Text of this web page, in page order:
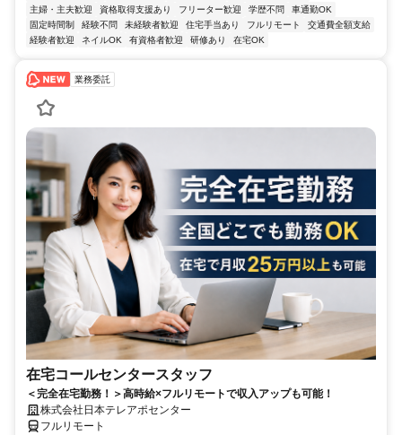
主婦・主夫歓迎
資格取得支援あり フリーター歓迎 学歴不問
車通勤OK
固定時間制
経験不問 未経験者歓迎 住宅手当あり フルリモート
交通費全額支給
経験者歓迎
ネイルOK 有資格者歓迎 研修あり 在宅OK
業務委託
在宅コールセンタースタッフ
＜完全在宅勤務！＞高時給×フルリモートで収入アップも可能！
株式会社日本テレアポセンター
フルリモート